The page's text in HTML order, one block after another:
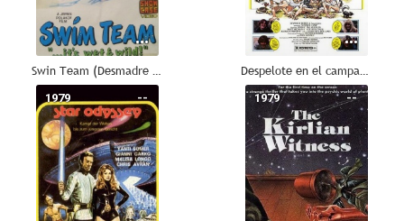
Swin Team (Desmadre a la Americana II) Despelote en el campamento
--
1979 --
1979